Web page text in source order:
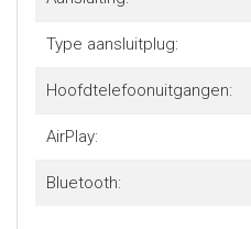
Type aansluitplug:
Hoofdtelefoonuitgangen:
AirPlay:
Bluetooth: